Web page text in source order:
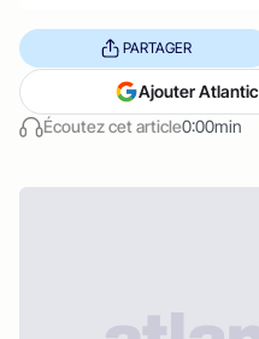
Écoutez cet article0:00min
PARTAGER
Ajouter